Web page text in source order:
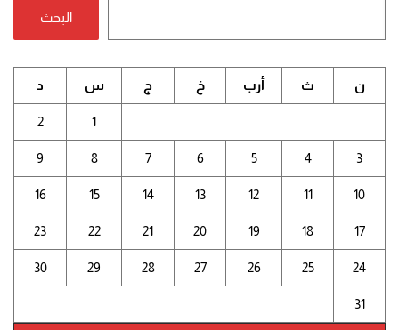
البحث
ن ث أرب خ ج س د
1
2
3
4
5
6
7
8
9
10
11
12
13
14
15
16
17
18
19
20
21
22
23
24
25
26
27
28
29
30
31